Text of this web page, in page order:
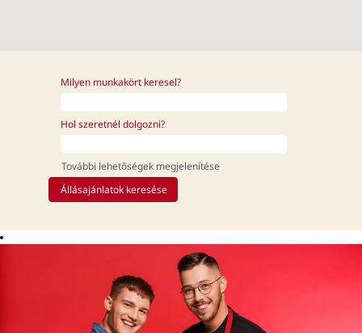
Milyen munkakört keresel?
Hol szeretnél dolgozni?
További lehetőségek megjelenítése